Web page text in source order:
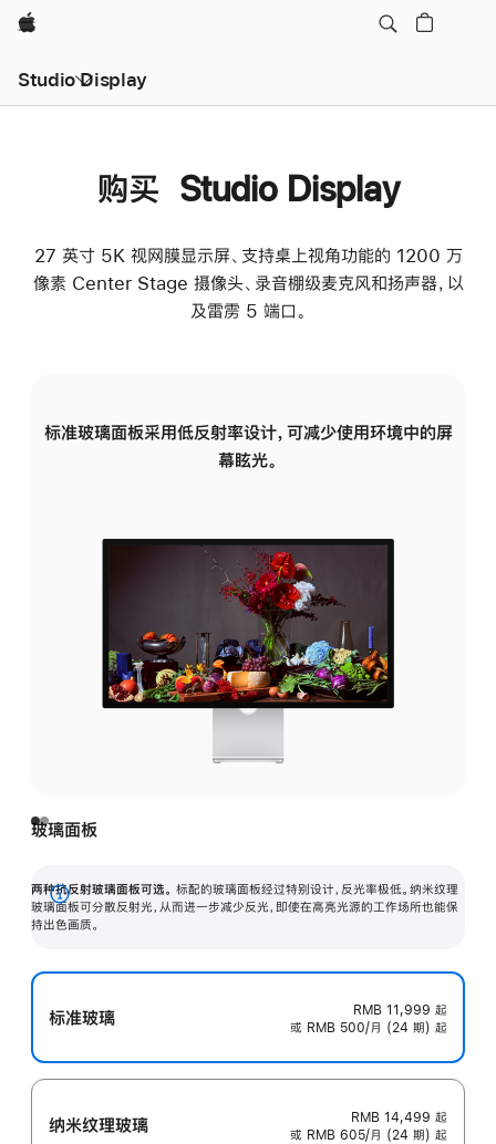
Apple
Studio Display
购买 Studio Display
27 英寸 5K 视网膜显示屏、支持桌上视角功能的 1200 万
像素 Center Stage 摄像头、录音棚级麦克风和扬声器，以
及雷雳 5 端口。
标准玻璃面板采用低反射率设计，可减少使用环境中的屏
幕眩光。
玻璃面板
两种抗反射玻璃面板可选。 标配的玻璃面板经过特别设计，反光率极低。纳米纹理
玻璃面板可分散反射光，从而进一步减少反光，即使在高亮光源的工作场所也能保
持出色画质。
展
开
标准玻璃 RMB 11,999 起
或 RMB 500/月 (24 期) 起
纳米纹理玻璃 RMB 14,499 起
或 RMB 605/月 (24 期) 起